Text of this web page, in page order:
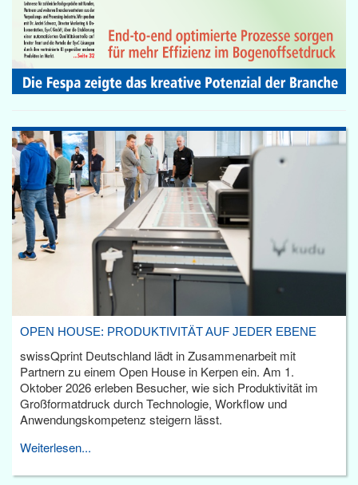
OPEN HOUSE: PRODUKTIVITÄT AUF JEDER EBENE
swissQprint Deutschland lädt in Zusammenarbeit mit
Partnern zu einem Open House in Kerpen ein. Am 1.
Oktober 2026 erleben Besucher, wie sich Produktivität im
Großformatdruck durch Technologie, Workflow und
Anwendungskompetenz steigern lässt.
Weiterlesen...